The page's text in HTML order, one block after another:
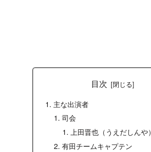
目次
主な出演者
司会
上田晋也（うえだしんや）
有田チームキャプテン